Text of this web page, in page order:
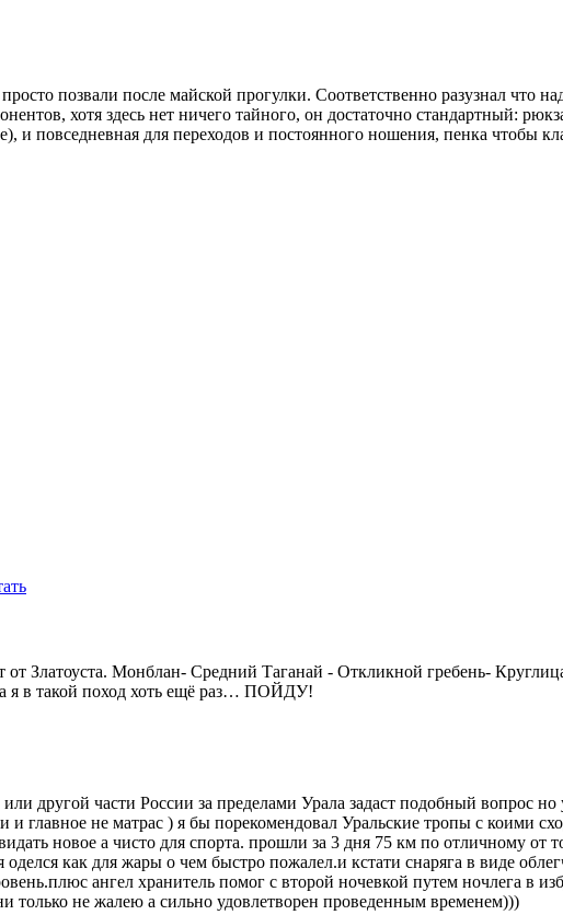
позвали после майской прогулки. Соответственно разузнал что
хотя здесь нет ничего тайного, он достаточно стандартный:
и повседневная для переходов и постоянного ношения, пенка чтобы
Златоуста. Монблан- Средний Таганай - Откликной гребень-
я в такой поход хоть ещё раз… ПОЙДУ!
другой части России за пределами Урала задаст подобный вопрос
главное не матрас ) я бы порекомендовал Уральские тропы с коими
новое а чисто для спорта. прошли за 3 дня 75 км по отличному от
как для жары о чем быстро пожалел.и кстати снаряга в виде
ангел хранитель помог с второй ночевкой путем ночлега в
только не жалею а сильно удовлетворен проведенным временем)))